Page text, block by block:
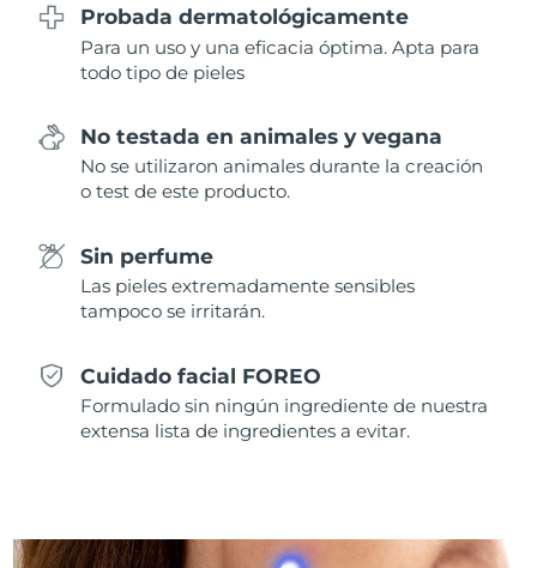
Probada dermatológicamente
Para un uso y una eficacia óptima. Apta para
todo tipo de pieles
No testada en animales y vegana
No se utilizaron animales durante la creación
o test de este producto.
Sin perfume
Las pieles extremadamente sensibles
tampoco se irritarán.
Cuidado facial FOREO
Formulado sin ningún ingrediente de nuestra
extensa lista de ingredientes a evitar.